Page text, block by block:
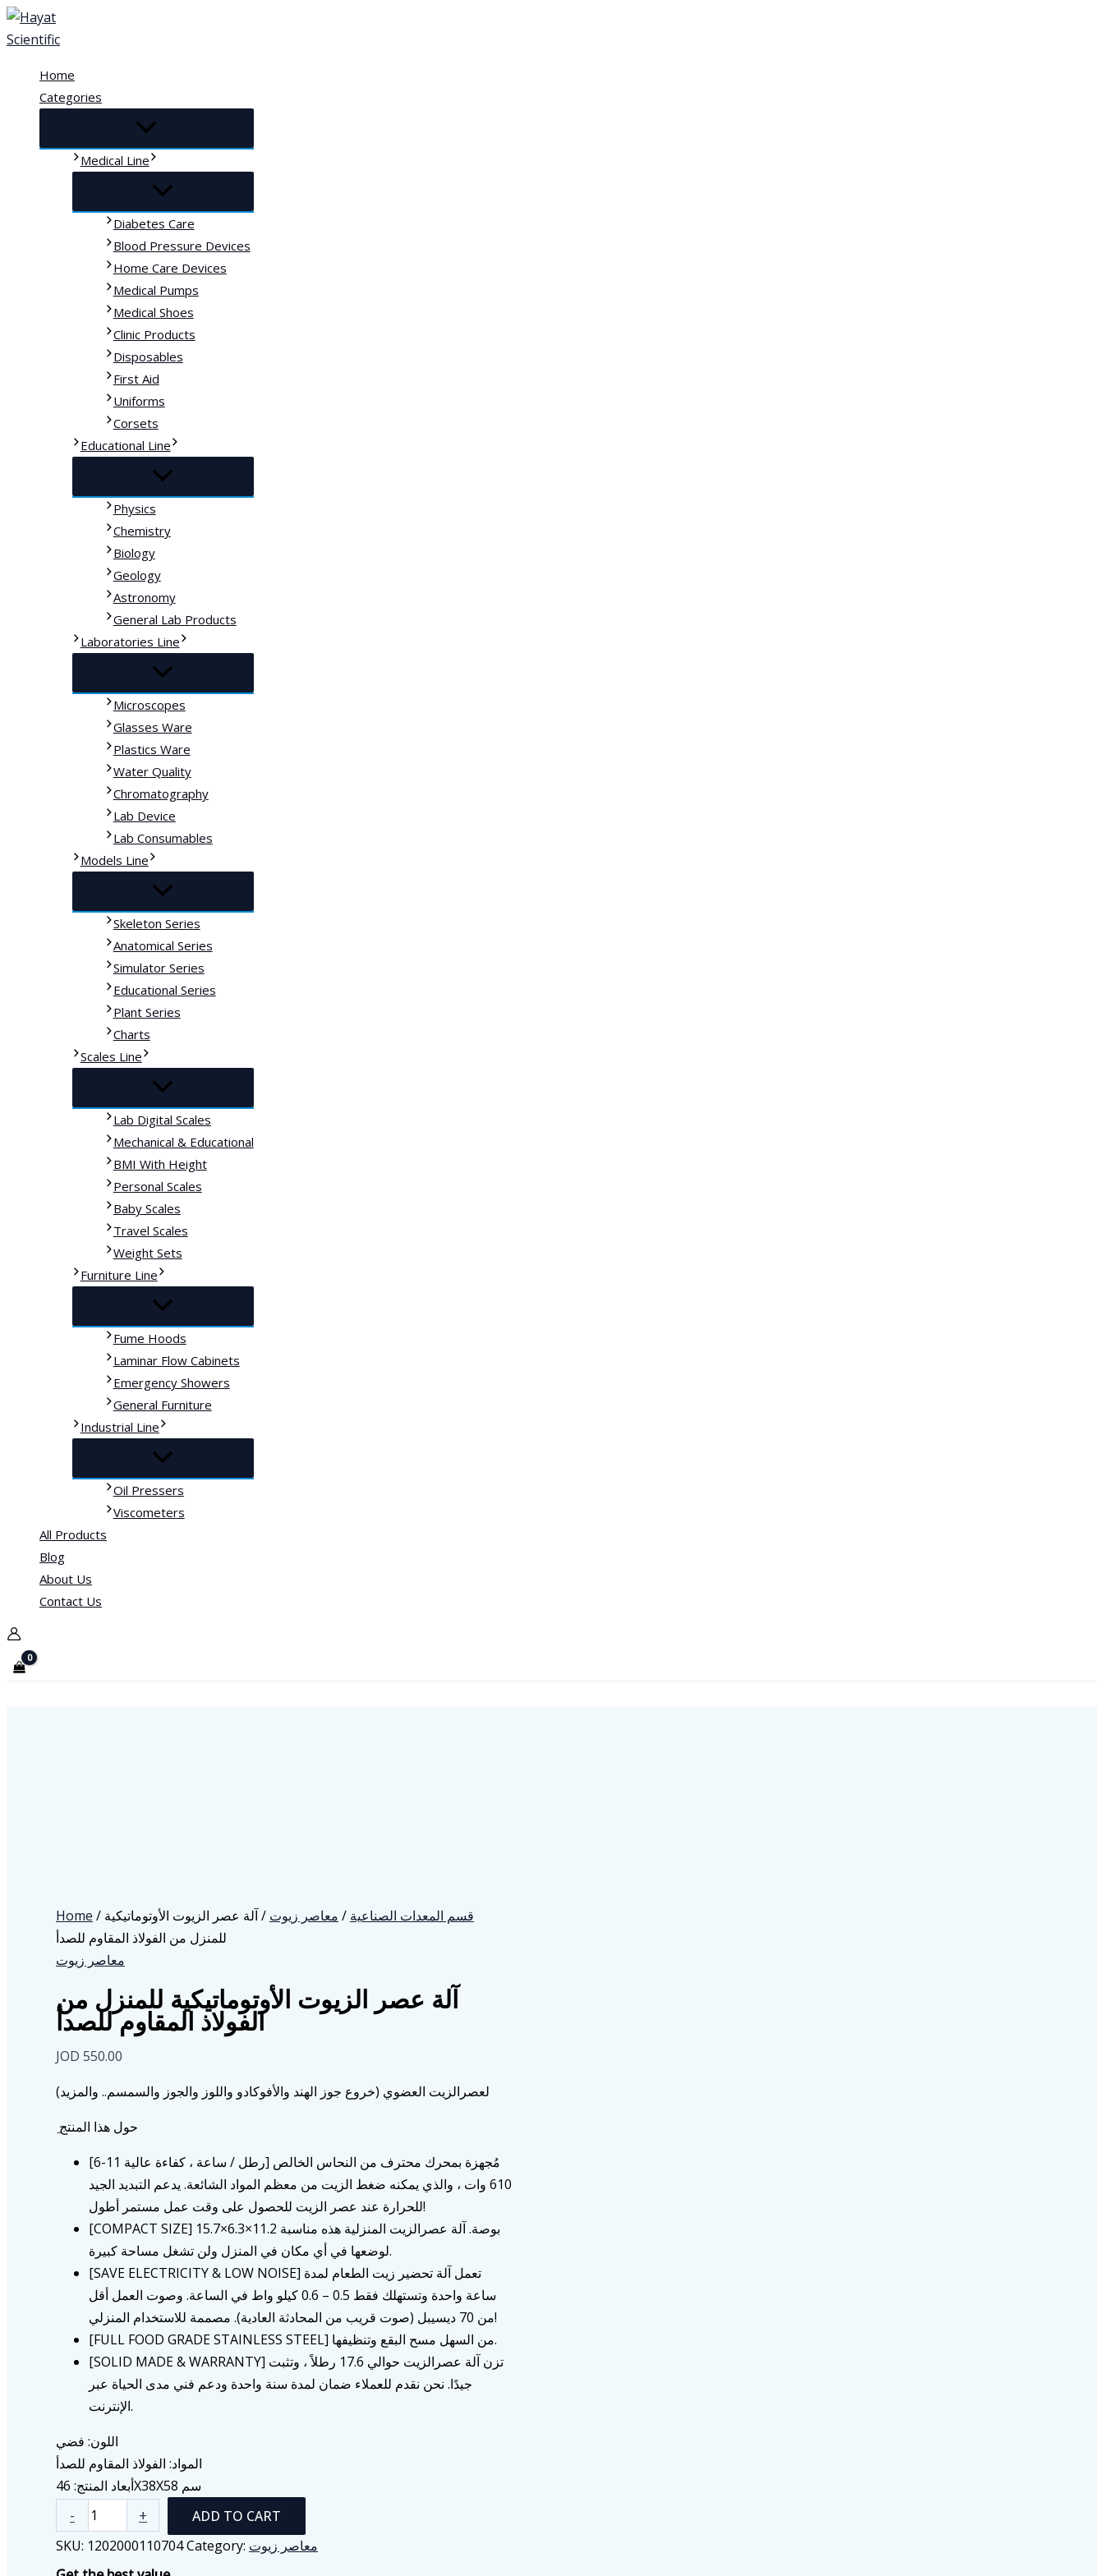
Skip
to
Home
Categories
Medical Line
Diabetes Care
Blood Pressure Devices
Home Care Devices
Medical Pumps
Medical Shoes
Clinic Products
Disposables
First Aid
Uniforms
Corsets
Educational Line
Physics
Chemistry
Biology
Geology
Astronomy
General Lab Products
Laboratories Line
Microscopes
Glasses Ware
Plastics Ware
Water Quality
Chromatography
Lab Device
Lab Consumables
Models Line
Skeleton Series
Anatomical Series
Simulator Series
Educational Series
Plant Series
Charts
Scales Line
Lab Digital Scales
Mechanical & Educational
BMI With Height
Personal Scales
Baby Scales
Travel Scales
Weight Sets
Furniture Line
Fume Hoods
Laminar Flow Cabinets
Emergency Showers
General Furniture
Industrial Line
Oil Pressers
Viscometers
All Products
Blog
About Us
Contact Us
Home / قسم المعدات الصناعية / معاصر زيوت / آلة عصر الزيوت الأوتوماتيكية
للمنزل من الفولاذ المقاوم للصدأ
معاصر زيوت
آلة عصر الزيوت الأوتوماتيكية للمنزل من
الفولاذ المقاوم للصدأ
JOD 550.00
لعصرالزيت العضوي (خروع جوز الهند والأفوكادو واللوز والجوز والسمسم.. والمزيد)
ِ حول هذا المنتج
[6-11 رطل / ساعة ، كفاءة عالية] مُجهزة بمحرك محترف من النحاس الخالص
610 وات ، والذي يمكنه ضغط الزيت من معظم المواد الشائعة. يدعم التبديد الجيد
للحرارة عند عصر الزيت للحصول على وقت عمل مستمر أطول!
[COMPACT SIZE] 15.7×6.3×11.2 بوصة. آلة عصرالزيت المنزلية هذه مناسبة
لوضعها في أي مكان في المنزل ولن تشغل مساحة كبيرة.
[SAVE ELECTRICITY & LOW NOISE] تعمل آلة تحضير زيت الطعام لمدة
ساعة واحدة وتستهلك فقط 0.5 – 0.6 كيلو واط في الساعة. وصوت العمل أقل
من 70 ديسيبل (صوت قريب من المحادثة العادية). مصممة للاستخدام المنزلي!
[FULL FOOD GRADE STAINLESS STEEL] من السهل مسح البقع وتنظيفها.
[SOLID MADE & WARRANTY] تزن آلة عصرالزيت حوالي 17.6 رطلاً ، وتثبت
جيدًا. نحن نقدم للعملاء ضمان لمدة سنة واحدة ودعم فني مدى الحياة عبر
الإنترنت.
اللون: فضي
المواد: الفولاذ المقاوم للصدأ
أبعاد المنتج: 46X38X58 سم
-
عصر
الزيوت
+
ADD TO CART
SKU: 1202000110704Category: معاصر زيوت